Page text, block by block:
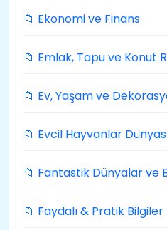
📁 Ekonomi ve Finans
📁 Emlak, Tapu ve Konut
📁 Ev, Yaşam ve
📁 Evcil Hayvanlar
📁 Fantastik Dünyalar ve
📁 Faydalı & Pratik Bilgiler